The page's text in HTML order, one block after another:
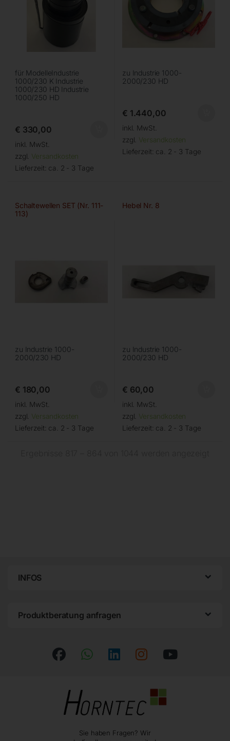
für ModelleIndustrie
1000/230 K Industrie
1000/230 HD Industrie
1000/250 HD
€ 330,00
inkl. MwSt.
zzgl. Versandkosten
Lieferzeit: ca. 2 - 3 Tage
zu Industrie 1000-
2000/230 HD
€ 1.440,00
inkl. MwSt.
zzgl. Versandkosten
Lieferzeit: ca. 2 - 3 Tage
Schaltewellen SET (Nr. 111-
113)
zu Industrie 1000-
2000/230 HD
€ 180,00
inkl. MwSt.
zzgl. Versandkosten
Lieferzeit: ca. 2 - 3 Tage
Hebel Nr. 8
zu Industrie 1000-
2000/230 HD
€ 60,00
inkl. MwSt.
zzgl. Versandkosten
Lieferzeit: ca. 2 - 3 Tage
INFOS
Produktberatung anfragen
Sie haben Fragen? Wir